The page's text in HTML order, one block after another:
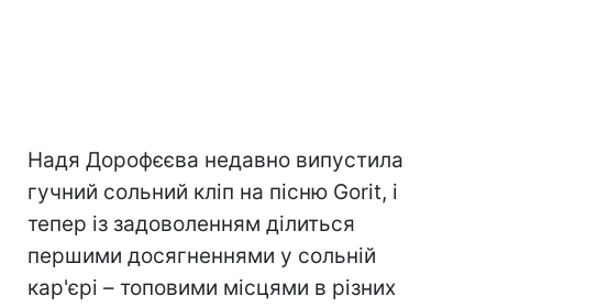
Надя Дорофєєва недавно випустила
гучний сольний кліп на пісню Gorit, і
тепер із задоволенням ділиться
першими досягненнями у сольній
кар'єрі – топовими місцями в різних